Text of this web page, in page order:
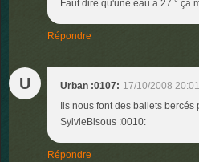
Faut dire qu'une eau à 27 ° ça
Répondre
U Urban :0107: 17/10/2008 20:01
Ils nous font des ballets
SylvieBisous :0010:
Répondre